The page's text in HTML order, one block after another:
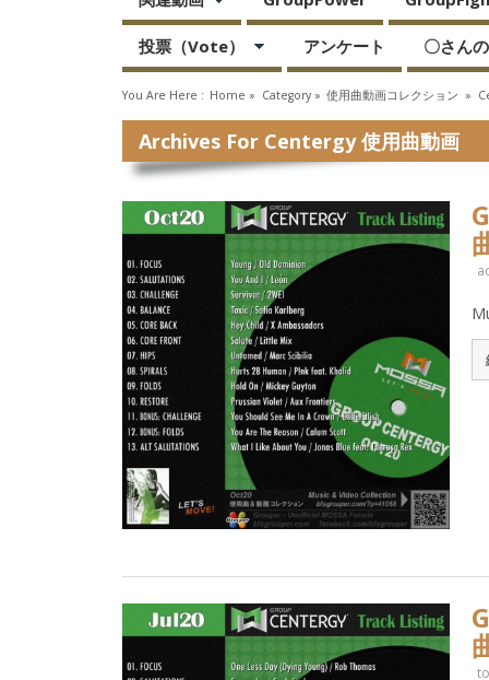
投票（Vote） アンケート 〇さん
You Are Here : Home » Category » 使用曲動画コレクション »
Archives For Centergy 使用曲動画